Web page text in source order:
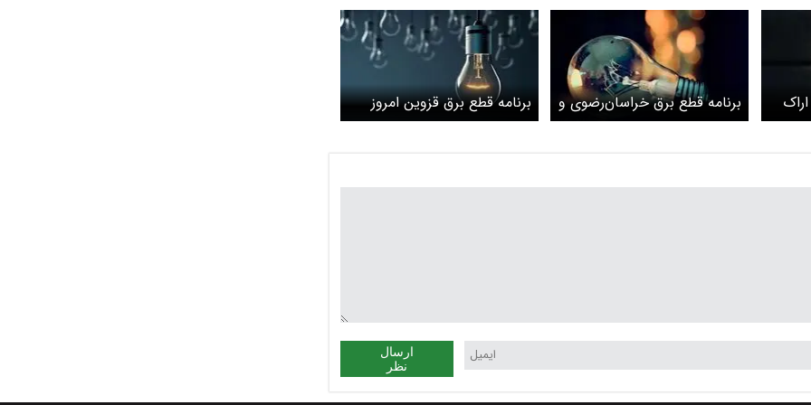
برنامه قطع برق خراسان‌رضوی و
مشهد امروز شنبه 3 خرداد
برنامه قطع برق قزوین امروز
شنبه 3 خرداد
ارسال
نظر